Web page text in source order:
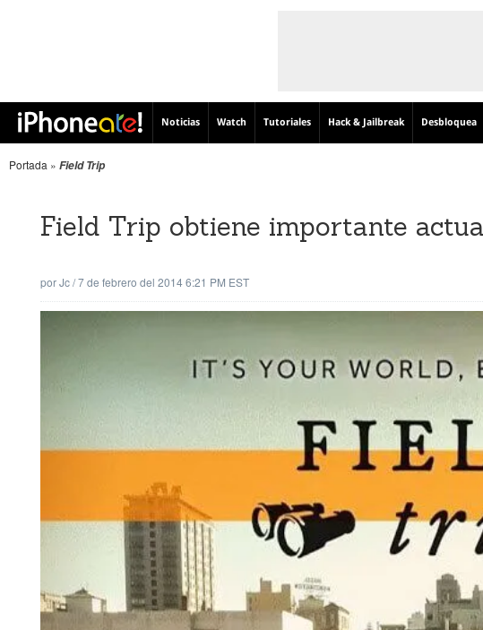
Noticias Watch Tutoriales Hack & Jailbreak Desbloquea
Portada » Field Trip
Field Trip obtiene importante
porJc/7 de febrero del 2014 6:21 PM EST